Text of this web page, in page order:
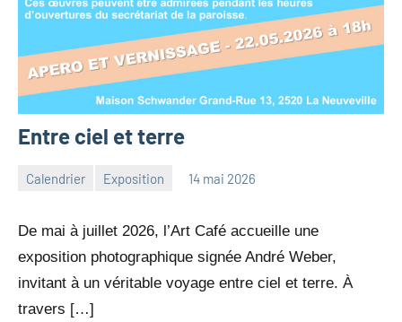
Entre ciel et terre
Calendrier Exposition 14 mai 2026
De mai à juillet 2026, l’Art Café accueille une
exposition photographique signée André Weber,
invitant à un véritable voyage entre ciel et terre. À
travers […]